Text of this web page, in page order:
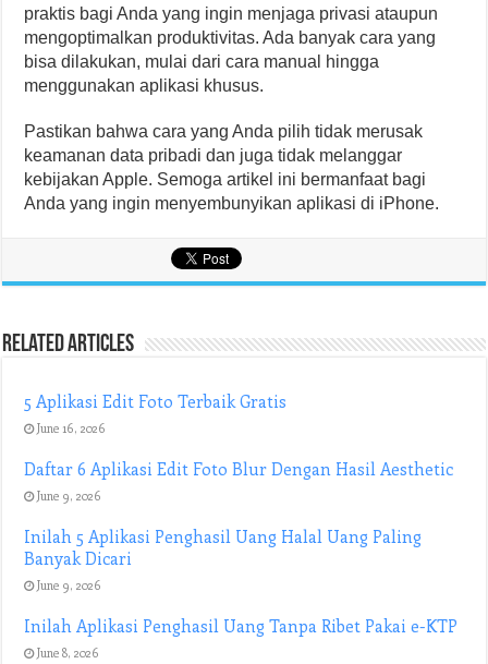
praktis bagi Anda yang ingin menjaga privasi ataupun
mengoptimalkan produktivitas. Ada banyak cara yang
bisa dilakukan, mulai dari cara manual hingga
menggunakan aplikasi khusus.
Pastikan bahwa cara yang Anda pilih tidak merusak
keamanan data pribadi dan juga tidak melanggar
kebijakan Apple. Semoga artikel ini bermanfaat bagi
Anda yang ingin menyembunyikan aplikasi di iPhone.
Related Articles
5 Aplikasi Edit Foto Terbaik Gratis
June 16, 2026
Daftar 6 Aplikasi Edit Foto Blur Dengan Hasil Aesthetic
June 9, 2026
Inilah 5 Aplikasi Penghasil Uang Halal Uang Paling
Banyak Dicari
June 9, 2026
Inilah Aplikasi Penghasil Uang Tanpa Ribet Pakai e-KTP
June 8, 2026